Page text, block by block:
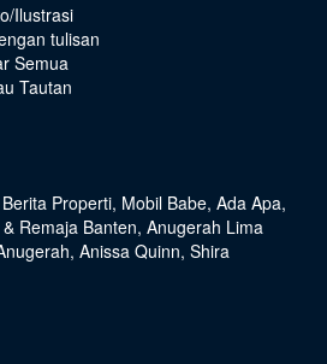
Ilustrasi
tulisan
Semua
Tautan
Berita Properti, Mobil Babe, Ada Apa,
Remaja Banten, Anugerah Lima
, Anissa Quinn, Shira